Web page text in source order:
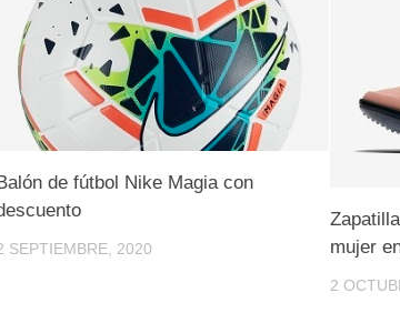
de fútbol Nike Magia con
SEPTIEMBRE, 2020
mujer
2